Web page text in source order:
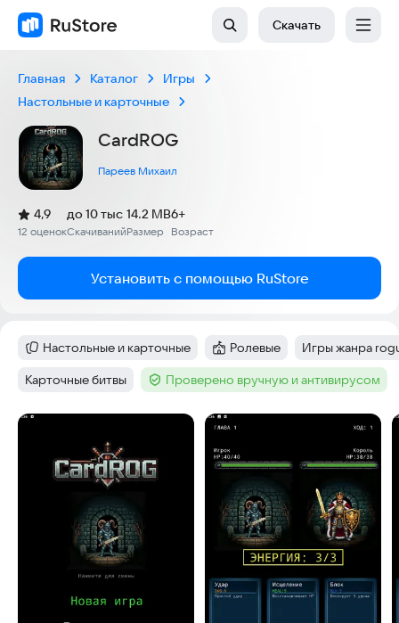
Скачать
Главная Каталог
Игры
Настольные и карточные
CardROG
Пареев Михаил
Рейтинг:
4,9
(
12 оценок
)
Скачиваний
до 10 тыс
Размер
14.2 MB
Возраст
6+
Установить с помощью RuStore
Категория:
Настольные и карточные Категория:
Ролевые Тег:
Игры жанра
Тег:
Карточные битвы Тег :Проверено вручную и антивирусом
Скриншоты